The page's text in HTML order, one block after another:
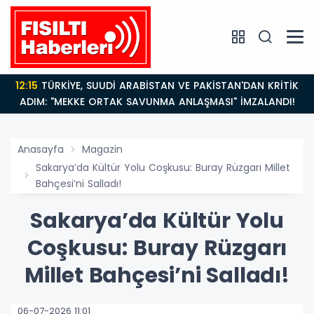
12:15
ADIM: "MEKKE ORTAK SAVUNMA ANLAŞMASI" İMZALANDI!
Anasayfa
Magazin
Sakarya’da Kültür Yolu Coşkusu: Buray Rüzgarı Millet
Bahçesi’ni Salladı!
Sakarya’da Kültür Yolu
Coşkusu: Buray Rüzgarı
Millet Bahçesi’ni Salladı!
06-07-2026 11:01